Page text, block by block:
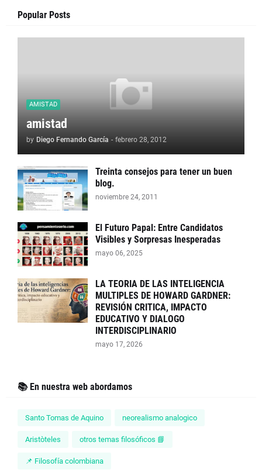
Popular Posts
AMISTAD
amistad
by Diego Fernando García - febrero 28, 2012
Treinta consejos para tener un buen
blog.
noviembre 24, 2011
El Futuro Papal: Entre Candidatos
Visibles y Sorpresas Inesperadas
mayo 06, 2025
LA TEORIA DE LAS INTELIGENCIA
MULTIPLES DE HOWARD GARDNER:
REVISIÓN CRITICA, IMPACTO
EDUCATIVO Y DIALOGO
INTERDISCIPLINARIO
mayo 17, 2026
📚 En nuestra web abordamos
Santo Tomas de Aquino neorealismo analogico
Aristòteles otros temas filosóficos 📘
📌 Filosofía colombiana